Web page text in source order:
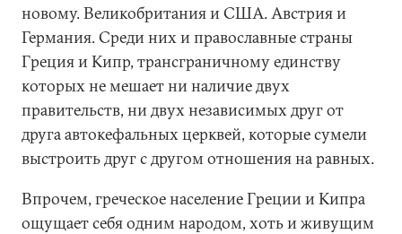
новому. Великобритания и США. Австрия и
Германия. Среди них и православные страны
Греция и Кипр, трансграничному единству
которых не мешает ни наличие двух
правительств, ни двух независимых друг от
друга автокефальных церквей, которые сумели
выстроить друг с другом отношения на равных.
Впрочем, греческое население Греции и Кипра
ощущает себя одним народом, хоть и живущим